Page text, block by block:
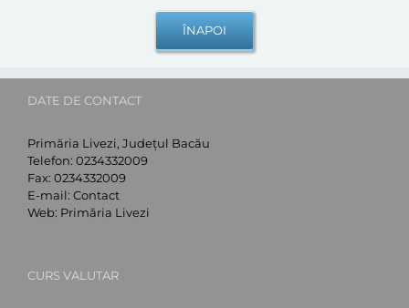
DATE DE CONTACT
Primăria Livezi, Județul Bacău
Telefon: 0234332009
Fax: 0234332009
E-mail: Contact
Web: Primăria Livezi
CURS VALUTAR